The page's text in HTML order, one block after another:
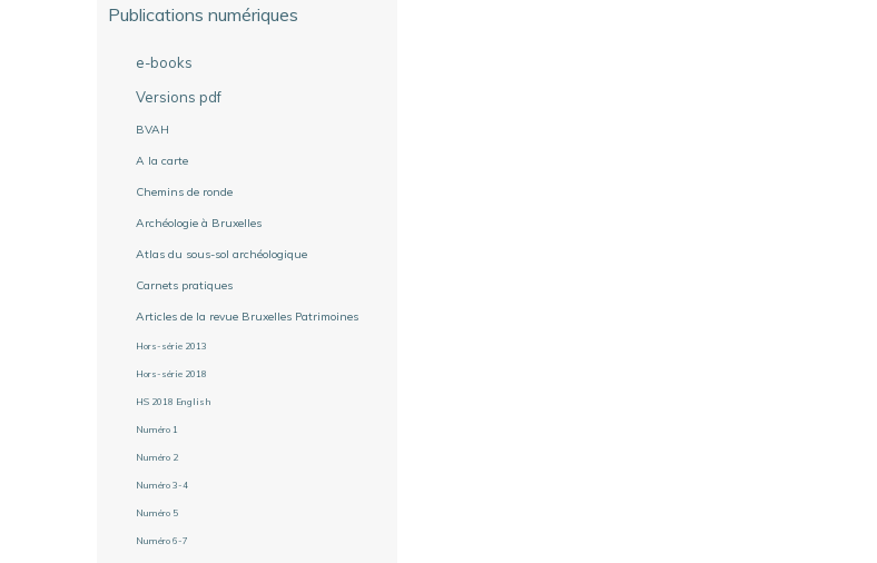
Publications numériques
e-books
Versions pdf
BVAH
A la carte
Chemins de ronde
Archéologie à Bruxelles
Atlas du sous-sol archéologique
Carnets pratiques
Articles de la revue Bruxelles Patrimoines
Hors-série 2013
Hors-série 2018
HS 2018 English
Numéro 1
Numéro 2
Numéro 3-4
Numéro 5
Numéro 6-7